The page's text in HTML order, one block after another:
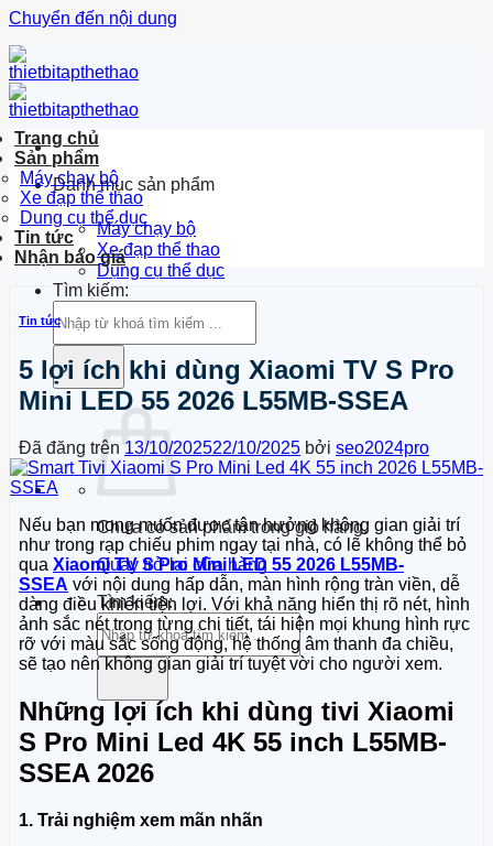
Chuyển đến nội dung
Danh mục sản phẩm
Máy chạy bộ
Xe đạp thể thao
Dụng cụ thể dục
Tìm kiếm:
Chưa có sản phẩm trong giỏ hàng.
Quay trở lại cửa hàng
Tìm kiếm:
Trang chủ
Sản phẩm
Máy chạy bộ
Xe đạp thể thao
Dung cụ thể dục
Tin tức
Nhận báo giá
Tin tức
5 lợi ích khi dùng Xiaomi TV S Pro
Mini LED 55 2026 L55MB-SSEA
Đã đăng trên 13/10/202522/10/2025 bởi seo2024pro
Nếu bạn mong muốn được tận hưởng không gian giải trí
như trong rạp chiếu phim ngay tại nhà, có lẽ không thể bỏ
qua Xiaomi TV S Pro Mini LED 55 2026 L55MB-
SSEA với nội dung hấp dẫn, màn hình rộng tràn viền, dễ
dàng điều khiển tiện lợi. Với khả năng hiển thị rõ nét, hình
ảnh sắc nét trong từng chi tiết, tái hiện mọi khung hình rực
rỡ với màu sắc sống động, hệ thống âm thanh đa chiều,
sẽ tạo nên không gian giải trí tuyệt vời cho người xem.
Những lợi ích khi dùng tivi Xiaomi
S Pro Mini Led 4K 55 inch L55MB-
SSEA 2026
1. Trải nghiệm xem mãn nhãn